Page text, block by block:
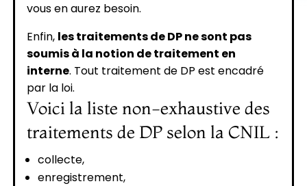
vous en aurez besoin.
Enfin, les traitements de DP ne sont pas
soumis à la notion de traitement en
interne. Tout traitement de DP est encadré
par la loi.
Voici la liste non-exhaustive des
traitements de DP selon la CNIL :
collecte,
enregistrement,